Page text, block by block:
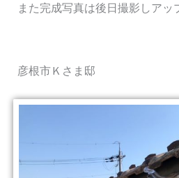
また完成写真は後日撮影しアッ
彦根市Ｋさま邸